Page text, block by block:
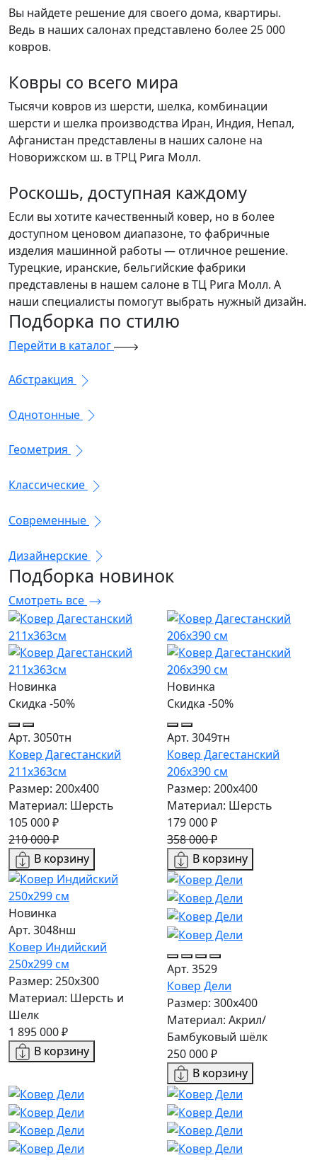
Вы найдете решение для своего дома, квартиры.
Ведь в наших салонах представлено более 25 000
ковров.
Ковры со всего мира
Тысячи ковров из шерсти, шелка, комбинации
шерсти и шелка производства Иран, Индия, Непал,
Афганистан представлены в наших салоне на
Новорижском ш. в ТРЦ Рига Молл.
Роскошь, доступная каждому
Если вы хотите качественный ковер, но в более
доступном ценовом диапазоне, то фабричные
изделия машинной работы — отличное решение.
Турецкие, иранские, бельгийские фабрики
представлены в нашем салоне в ТЦ Рига Молл. А
наши специалисты помогут выбрать нужный дизайн.
Подборка по стилю
Перейти в каталог
Абстракция
Однотонные
Геометрия
Классические
Современные
Дизайнерские
Подборка новинок
Смотреть все
Новинка
Скидка -50%
Арт. 3050тн
Ковер Дагестанский
211x363см
Размер: 200х400
Материал: Шерсть
105 000 ₽
210 000 ₽
В корзину
Новинка
Скидка -50%
Арт. 3049тн
Ковер Дагестанский
206x390 см
Размер: 200х400
Материал: Шерсть
179 000 ₽
358 000 ₽
В корзину
Новинка
Арт. 3048нш
Ковер Индийский
250x299 см
Размер: 250x300
Материал: Шерсть и
Шелк
1 895 000 ₽
В корзину
Арт. 3529
Ковер Дели
Размер: 300х400
Материал: Акрил/
Бамбуковый шёлк
250 000 ₽
В корзину